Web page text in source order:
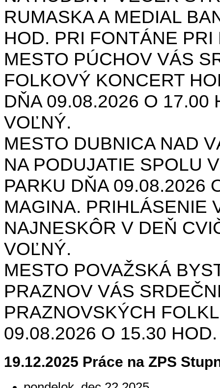
RUMASKA A MEDIAL
HOD. PRI FONTÁNE PRI
MESTO PÚCHOV VÁS
FOLKOVÝ KONCERT
DŇA 09.08.2026 O 17.00
VOĽNÝ.
MESTO DUBNICA NAD
NA PODUJATIE SPOLU
PARKU DŇA 09.08.2026
MAGINA. PRIHLÁSENIE
NAJNESKÔR V DEŇ
VOĽNÝ.
MESTO POVAŽSKÁ
PRAZNOV VÁS
PRAZNOVSKÝCH
09.08.2026 O 15.30
19.12.2025 Práce na ZPS